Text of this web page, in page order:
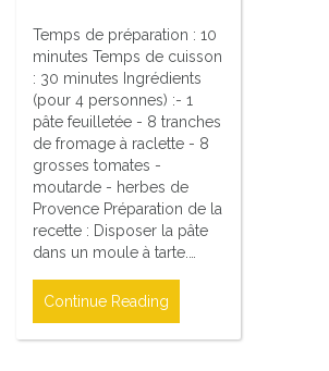
Temps de préparation : 10
minutes Temps de cuisson
: 30 minutes Ingrédients
(pour 4 personnes) :- 1
pâte feuilletée - 8 tranches
de fromage à raclette - 8
grosses tomates -
moutarde - herbes de
Provence Préparation de la
recette : Disposer la pâte
dans un moule à tarte.…
Continue Reading